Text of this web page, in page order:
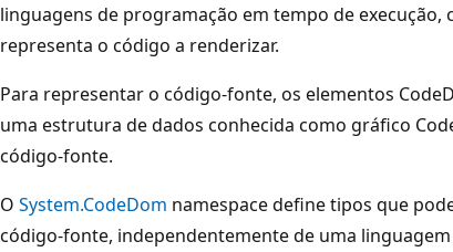
linguagens de programação em tempo de
representa o código a renderizar.
Para representar o código-fonte, os elementos
uma estrutura de dados conhecida como gráfico
código-fonte.
O System.CodeDom namespace define tipos que
código-fonte, independentemente de uma